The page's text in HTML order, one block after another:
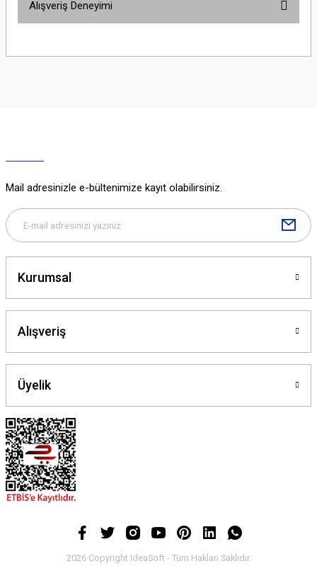
yetersiz gördüğünüz noktaları öneri formunu kullanarak tarafımıza
Gönder
Alışveriş Deneyimi
Mail adresinizle e-bültenimize kayıt olabilirsiniz.
Kurumsal
Alışveriş
Üyelik
2026 Copyright IdeaSoft - Tüm Hakları Saklıdır.